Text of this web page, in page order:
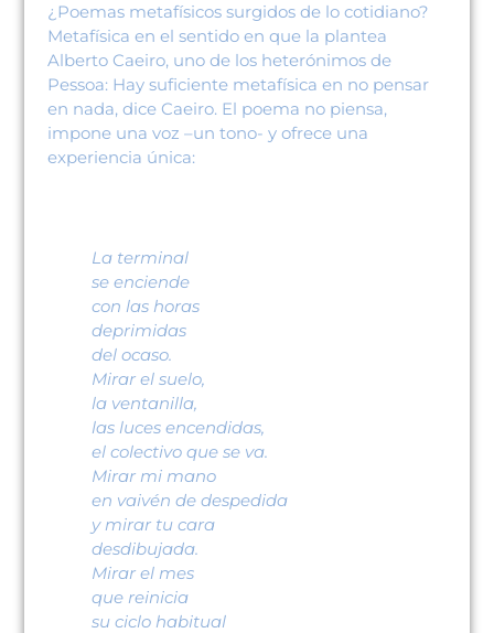
¿Poemas metafísicos surgidos de lo cotidiano?
Metafísica en el sentido en que la plantea
Alberto Caeiro, uno de los heterónimos de
Pessoa: Hay suficiente metafísica en no pensar
en nada, dice Caeiro. El poema no piensa,
impone una voz –un tono- y ofrece una
experiencia única:
La terminal
se enciende
con las horas
deprimidas
del ocaso.
Mirar el suelo,
la ventanilla,
las luces encendidas,
el colectivo que se va.
Mirar mi mano
en vaivén de despedida
y mirar tu cara
desdibujada.
Mirar el mes
que reinicia
su ciclo habitual